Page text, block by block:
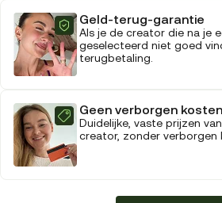
Geld-terug-garantie
Als je de creator die na je
geselecteerd niet goed
terugbetaling.
Geen verborgen kosten
Duidelijke, vaste prijzen
creator, zonder verborgen